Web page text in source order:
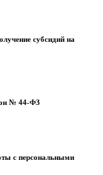
субсидий на
№ 44-ФЗ
с персональными